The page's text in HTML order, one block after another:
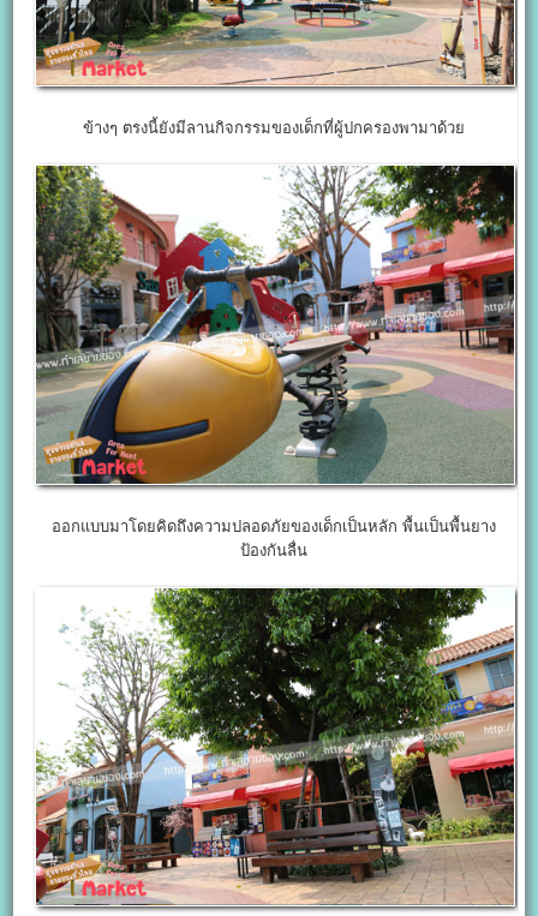
ข้างๆ ตรงนี้ยังมีลานกิจกรรมของเด็กที่ผู้ปกครองพามาด้วย
ออกแบบมาโดยคิดถึงความปลอดภัยของเด็กเป็นหลัก พื้นเป็นพื้นยาง
ป้องกันลื่น